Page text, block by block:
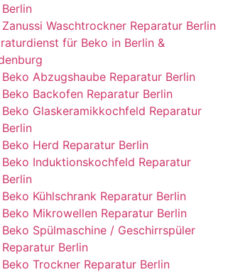
Berlin
Zanussi Waschtrockner Reparatur Berlin
für Beko in Berlin &
Beko Abzugshaube Reparatur Berlin
Beko Backofen Reparatur Berlin
Beko Glaskeramikkochfeld Reparatur
Berlin
Beko Herd Reparatur Berlin
Beko Induktionskochfeld Reparatur
Berlin
Beko Kühlschrank Reparatur Berlin
Beko Mikrowellen Reparatur Berlin
Beko Spülmaschine / Geschirrspüler
Reparatur Berlin
Beko Trockner Reparatur Berlin